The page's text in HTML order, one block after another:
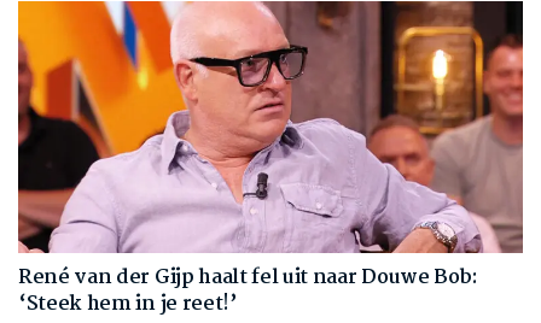
René van der Gijp haalt fel uit naar Douwe Bob:
‘Steek hem in je reet!’